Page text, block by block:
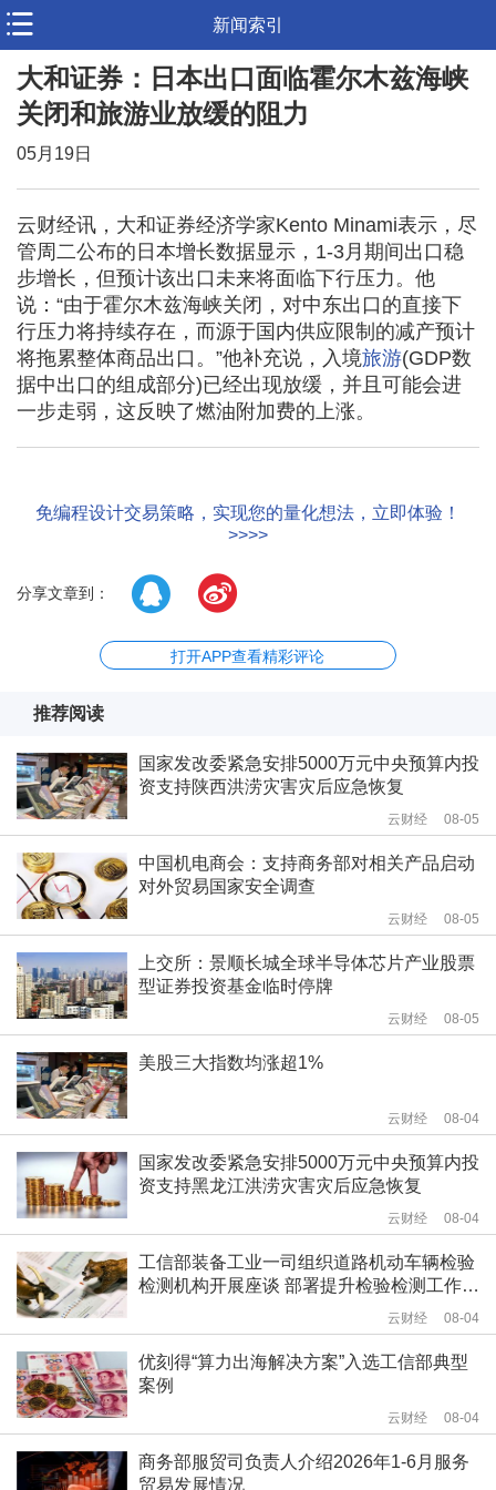
新闻索引
大和证券：日本出口面临霍尔木兹海峡
关闭和旅游业放缓的阻力
05月19日
云财经讯，大和证券经济学家Kento Minami表示，尽
管周二公布的日本增长数据显示，1-3月期间出口稳
步增长，但预计该出口未来将面临下行压力。他
说：“由于霍尔木兹海峡关闭，对中东出口的直接下
行压力将持续存在，而源于国内供应限制的减产预计
将拖累整体商品出口。”他补充说，入境旅游(GDP数
据中出口的组成部分)已经出现放缓，并且可能会进
一步走弱，这反映了燃油附加费的上涨。
免编程设计交易策略，实现您的量化想法，立即体验！
>>>>
分享文章到：
打开APP查看精彩评论
推荐阅读
国家发改委紧急安排5000万元中央预算内投
资支持陕西洪涝灾害灾后应急恢复
云财经 08-05
中国机电商会：支持商务部对相关产品启动
对外贸易国家安全调查
云财经 08-05
上交所：景顺长城全球半导体芯片产业股票
型证券投资基金临时停牌
云财经 08-05
美股三大指数均涨超1%
云财经 08-04
国家发改委紧急安排5000万元中央预算内投
资支持黑龙江洪涝灾害灾后应急恢复
云财经 08-04
工信部装备工业一司组织道路机动车辆检验
检测机构开展座谈 部署提升检验检测工作质
云财经 08-04
优刻得“算力出海解决方案”入选工信部典型
案例
云财经 08-04
商务部服贸司负责人介绍2026年1-6月服务
贸易发展情况